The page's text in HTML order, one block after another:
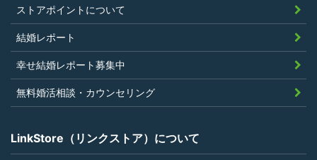
過去に会員登録を抹消されたり、利用停
止処分を受けたことがないこと
当社の提供するサービスと同一または類
似のサービスを提供することを業とする
法人または個人若しくはそれらの従業者
でないこと
ストアポイントについて
結婚レポート
幸せ結婚レポート募集中
無料婚活相談・カウンセリング
LinkStore（リンクストア）について